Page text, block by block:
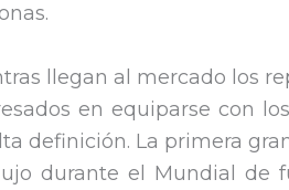
llegan al mercado los
en equiparse con
definición. La primera
durante el Mundial de